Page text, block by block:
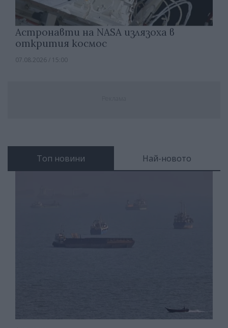
Астронавти на NASA излязоха в
открития космос
07.08.2026 / 15:00
Топ новини Най-новото